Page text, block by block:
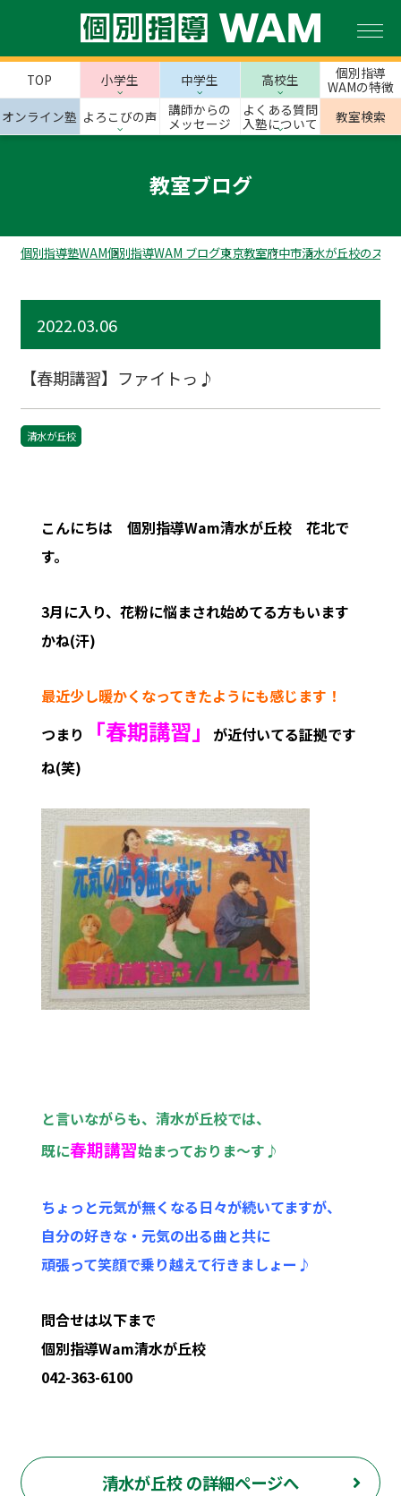
TOP 小学生 中学生 高校生
個別指導
WAMの特徴
オンライン塾 よろこびの声
講師からの
メッセージ
よくある質問
入塾について
教室検索
教室ブログ
個別指導塾WAM個別指導WAM ブログ東京教室府中市清水が丘校のスタ
2022.03.06
【春期講習】ファイトっ♪
清水が丘校
こんにちは 個別指導Wam清水が丘校 花北で
す。
3月に入り、花粉に悩まされ始めてる方もいます
かね(汗)
最近少し暖かくなってきたようにも感じます！
つまり
「春期講習」
が近付いてる証拠です
ね(笑)
と言いながらも、清水が丘校では、
既に春期講習始まっておりま～す♪
ちょっと元気が無くなる日々が続いてますが、
自分の好きな・元気の出る曲と共に
頑張って笑顔で乗り越えて行きましょー♪
問合せは以下まで
個別指導Wam清水が丘校
042-363-6100
清水が丘校 の詳細ページへ